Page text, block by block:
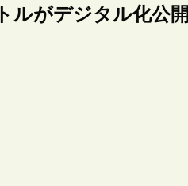
ルがデジタル化公開